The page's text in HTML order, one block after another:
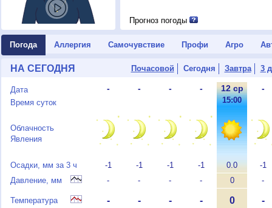
Прогноз погоды
Погода Аллергия Самочувствие Профи Агро
НА СЕГОДНЯ Почасовой Сегодня Завтра 3
Дата
Время суток
Облачность
Явления
Осадки, мм за 3 ч
Давление, мм
Температура
-
-1
-
-
-
-1
-
-
-
-1
-
-
-
-1
-
-
12 ср
15:00
0.0
0
0
-
-1
-
-